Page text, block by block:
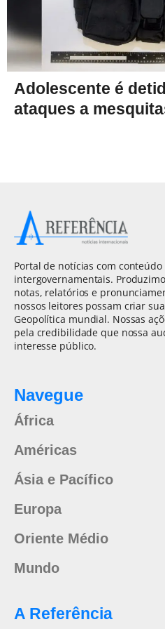
Adolescente é
ataques a
Portal de notícias com
intergovernamentais.
notas, relatórios e
nossos leitores possam criar
Geopolítica mundial. Nossas
pela credibilidade que nossa
interesse público.
Navegue
África
Américas
Ásia e Pacífico
Europa
Oriente Médio
Mundo
A Referência